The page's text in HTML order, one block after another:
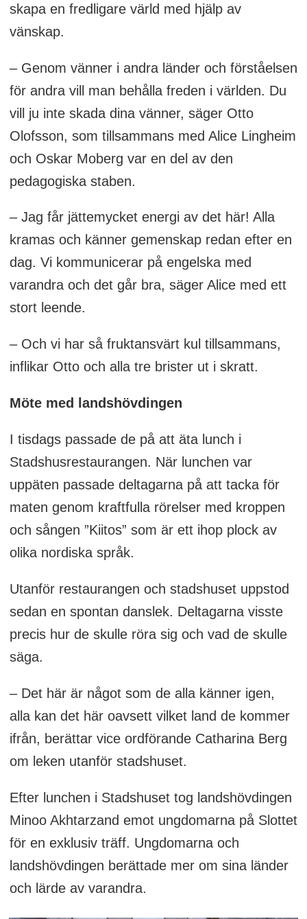
skapa en fredligare värld med hjälp av
vänskap.
– Genom vänner i andra länder och förståelsen
för andra vill man behålla freden i världen. Du
vill ju inte skada dina vänner, säger Otto
Olofsson, som tillsammans med Alice Lingheim
och Oskar Moberg var en del av den
pedagogiska staben.
– Jag får jättemycket energi av det här! Alla
kramas och känner gemenskap redan efter en
dag. Vi kommunicerar på engelska med
varandra och det går bra, säger Alice med ett
stort leende.
– Och vi har så fruktansvärt kul tillsammans,
inflikar Otto och alla tre brister ut i skratt.
Möte med landshövdingen
I tisdags passade de på att äta lunch i
Stadshusrestaurangen. När lunchen var
uppäten passade deltagarna på att tacka för
maten genom kraftfulla rörelser med kroppen
och sången ”Kiitos” som är ett ihop plock av
olika nordiska språk.
Utanför restaurangen och stadshuset uppstod
sedan en spontan danslek. Deltagarna visste
precis hur de skulle röra sig och vad de skulle
säga.
– Det här är något som de alla känner igen,
alla kan det här oavsett vilket land de kommer
ifrån, berättar vice ordförande Catharina Berg
om leken utanför stadshuset.
Efter lunchen i Stadshuset tog landshövdingen
Minoo Akhtarzand emot ungdomarna på Slottet
för en exklusiv träff. Ungdomarna och
landshövdingen berättade mer om sina länder
och lärde av varandra.